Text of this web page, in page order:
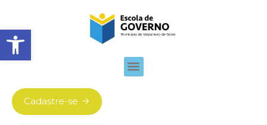
Abrir barra de ferramentas
Cadastre-se